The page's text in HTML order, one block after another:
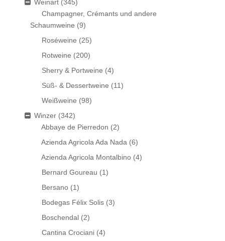
Weinart (345)
Champagner, Crémants und andere
Schaumweine (9)
Roséweine (25)
Rotweine (200)
Sherry & Portweine (4)
Süß- & Dessertweine (11)
Weißweine (98)
Winzer (342)
Abbaye de Pierredon (2)
Azienda Agricola Ada Nada (6)
Azienda Agricola Montalbino (4)
Bernard Goureau (1)
Bersano (1)
Bodegas Félix Solis (3)
Boschendal (2)
Cantina Crociani (4)